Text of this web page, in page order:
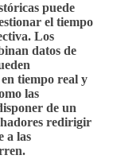
puede
el tiempo
Los
datos de
tiempo real y
las
de un
redirigir
a las